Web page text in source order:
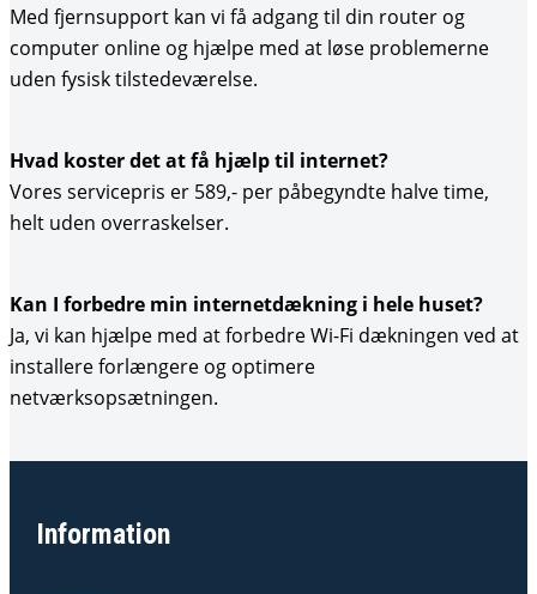
Med fjernsupport kan vi få adgang til din router og
computer online og hjælpe med at løse problemerne
uden fysisk tilstedeværelse.
Hvad koster det at få hjælp til internet?
Vores servicepris er 589,- per påbegyndte halve time,
helt uden overraskelser.
Kan I forbedre min internetdækning i hele huset?
Ja, vi kan hjælpe med at forbedre Wi-Fi dækningen ved at
installere forlængere og optimere
netværksopsætningen.
Information